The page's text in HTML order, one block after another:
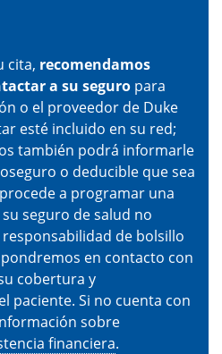
cita, recomendamos
a su seguro para
o el proveedor de Duke
esté incluido en su red;
también podrá informarle
o deducible que sea
a programar una
seguro de salud no
de bolsillo
en contacto con
cobertura y
paciente. Si no cuenta con
sobre
financiera.